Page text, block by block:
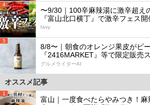
4
〜9/30｜100辛麻辣湯に激辛超え
『富山北口横丁』で激辛フェス開
favy
5
8/8〜｜朝食のオレンジ果皮がビ
『2416MARKET』等で限定販売
グルメライターAI
オススメ記事
1
富山｜一度食べたらやみつき！